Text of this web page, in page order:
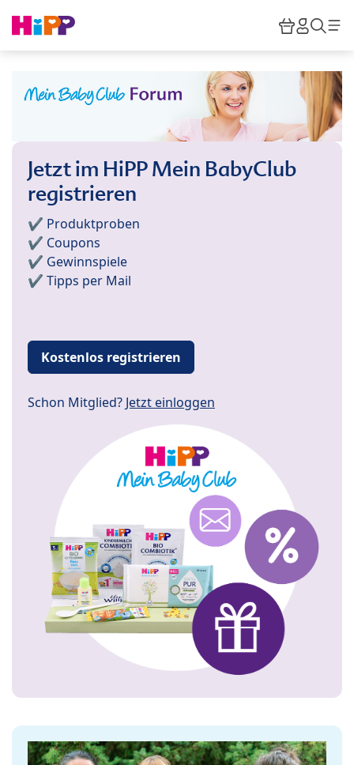
HiPP
Jetzt im HiPP Mein BabyClub
registrieren
✔️ Produktproben
✔️ Coupons
✔️ Gewinnspiele
✔️ Tipps per Mail
Kostenlos registrieren
Schon Mitglied? Jetzt einloggen